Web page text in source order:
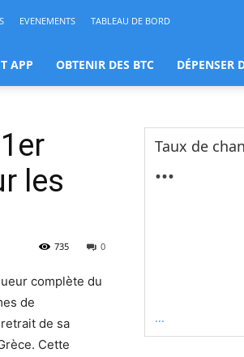
EVENEMENTS TABLEAU DE BORD
APP OBTENIR DES BTC DÉPENSER
les
0
735
complète du
de
de sa
Cette
Taux de
...
...